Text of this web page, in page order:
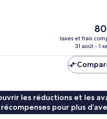
Le
prix
de
80 €
taxes et frais
31 août - 1
les réductions et les
pour plus